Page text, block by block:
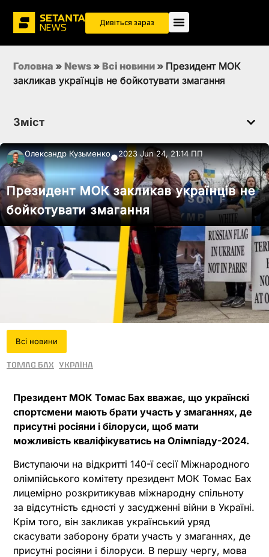
Дивіться зараз
Головна » News » Всi новини » Президент МОК
закликав українців не бойкотувати змагання
Зміст
Олександр Кузьменко●2023 Jun 24, 21:14 ПП
Президент МОК закликав українців не
бойкотувати змагання
Всi новини
Томас Бах Україна
Президент МОК Томас Бах вважає, що українскі
спортсмени мають брати участь у змаганнях, де
присутні росіяни і білоруси, щоб мати
можливість кваліфікуватись на Олімпіаду-2024.
Виступаючи на відкритті 140-ї сесії Міжнародного
олімпійського комітету президент МОК Томас Бах
лицемірно розкритикував міжнародну спільноту
за відсутність єдності у засудженні війни в Україні.
Крім того, він закликав український уряд
скасувати заборону брати участь у змаганнях, де
присутні росіяни і білоруси. В першу чергу, мова